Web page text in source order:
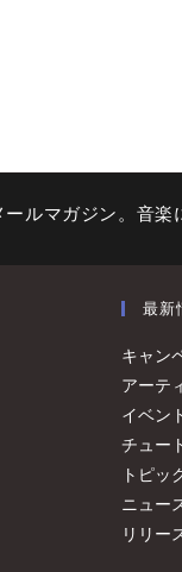
ルマガジン。音
最新
キャン
アーテ
イベン
チュー
トピッ
ニュー
リリー